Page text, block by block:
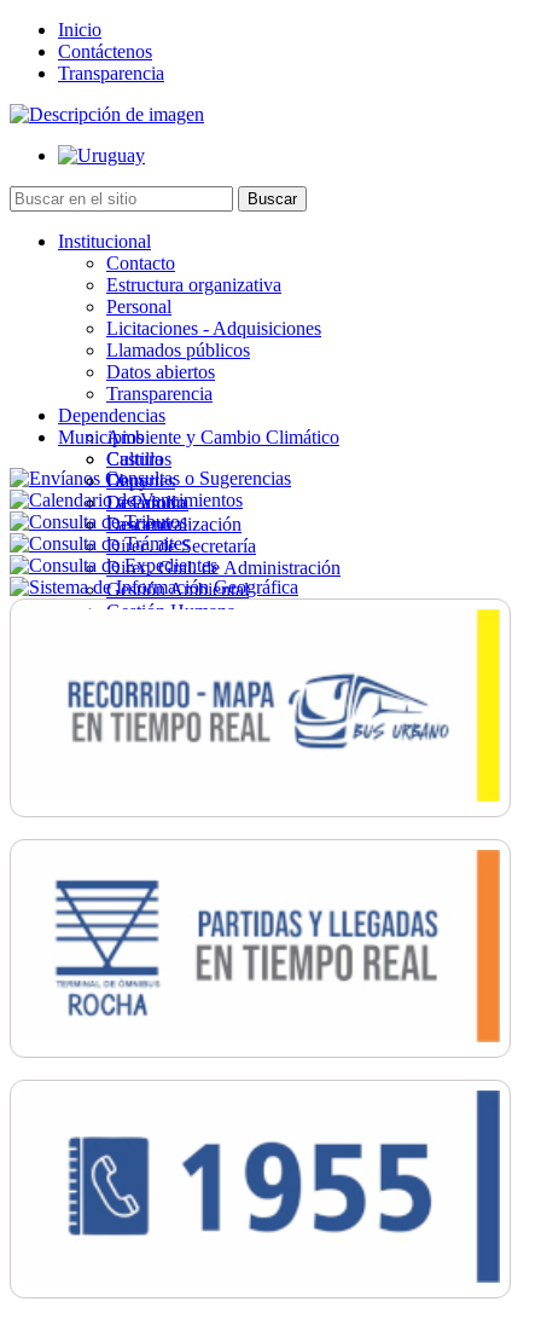
Inicio
Contáctenos
Transparencia
Institucional
Contacto
Estructura organizativa
Personal
Licitaciones - Adquisiciones
Llamados públicos
Datos abiertos
Transparencia
Dependencias
Ambiente y Cambio Climático
Cultura
Deportes
Desarrollo
Descentralización
Direc. de Secretaría
Direc. Gral. de Administración
Gestión Ambiental
Gestión Humana
Ordenamiento
Promoción Social
Salud
Secretaría General
Municipios
Castillos
Chuy
La Paloma
Lascano